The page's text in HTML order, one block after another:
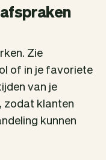
Zie
of in je favoriete
van je
zodat klanten
kunnen